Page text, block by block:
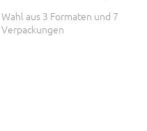
Wahl aus 3 Formaten und 7
Verpackungen